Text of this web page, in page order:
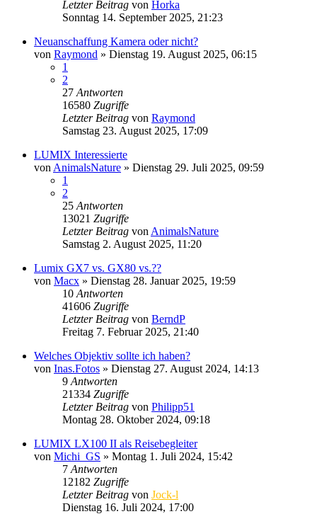
Letzter Beitrag von Horka
Sonntag 14. September 2025, 21:23
Neuanschaffung Kamera oder nicht?
von Raymond » Dienstag 19. August 2025, 06:15
1
2
27 Antworten
16580 Zugriffe
Letzter Beitrag von Raymond
Samstag 23. August 2025, 17:09
LUMIX Interessierte
von AnimalsNature » Dienstag 29. Juli 2025, 09:59
1
2
25 Antworten
13021 Zugriffe
Letzter Beitrag von AnimalsNature
Samstag 2. August 2025, 11:20
Lumix GX7 vs. GX80 vs.??
von Macx » Dienstag 28. Januar 2025, 19:59
10 Antworten
41606 Zugriffe
Letzter Beitrag von BerndP
Freitag 7. Februar 2025, 21:40
Welches Objektiv sollte ich haben?
von Inas.Fotos » Dienstag 27. August 2024, 14:13
9 Antworten
21334 Zugriffe
Letzter Beitrag von Philipp51
Montag 28. Oktober 2024, 09:18
LUMIX LX100 II als Reisebegleiter
von Michi_GS » Montag 1. Juli 2024, 15:42
7 Antworten
12182 Zugriffe
Letzter Beitrag von Jock-l
Dienstag 16. Juli 2024, 17:00